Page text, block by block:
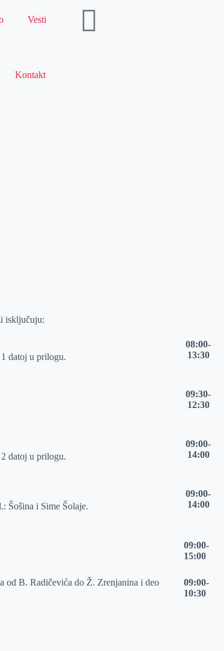
Vesti
Kontakt
isklјučuju:
1 datoj u prilogu.
08:00-
13:30
09:30-
12:30
2 datoj u prilogu.
09:00-
14:00
Šošina i Sime Šolaje.
09:00-
14:00
09:00-
15:00
od B. Radičevića do Ž. Zrenjanina i deo
09:00-
10:30